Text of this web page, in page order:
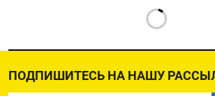
ПОДПИШИТЕСЬ НА НАШУ